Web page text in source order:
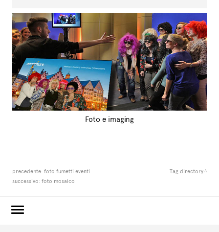
Foto e imaging
precedente: foto fumetti eventi
successivo: foto mosaico
Tag directory